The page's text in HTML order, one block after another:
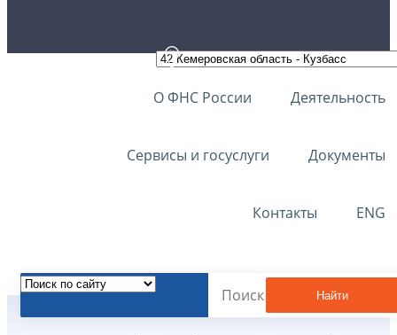
О ФНС России Деятельность
Сервисы и госуслуги Документы
Контакты ENG
Найти